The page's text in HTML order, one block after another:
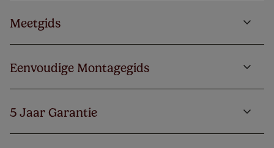
Meetgids
Eenvoudige Montagegids
5 Jaar Garantie